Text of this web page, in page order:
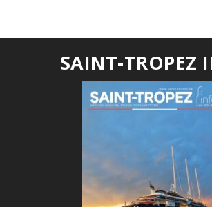
SAINT-TROPEZ